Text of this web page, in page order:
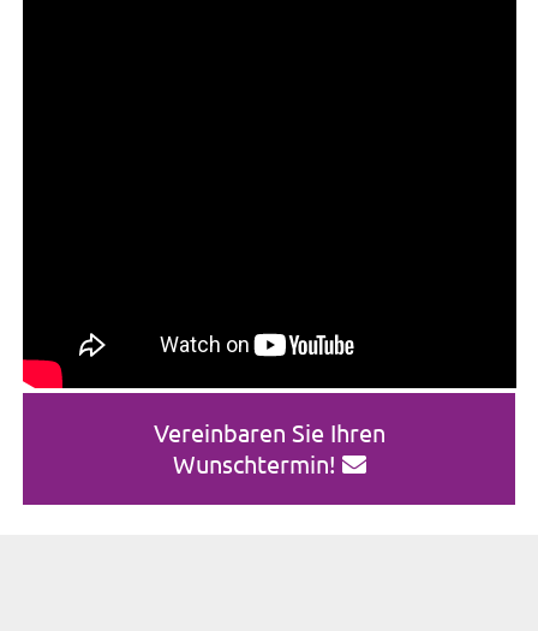
Vereinbaren Sie Ihren
Wunschtermin!